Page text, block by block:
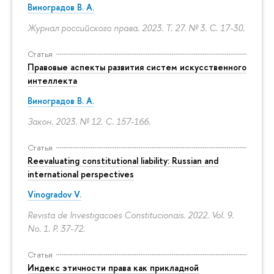
Виноградов В. А.
Журнал российского права. 2023. Т. 27. № 3. С. 17-30.
Статья
Правовые аспекты развития систем искусственного
интеллекта
Виноградов В. А.
Закон. 2023. № 12. С. 157-166.
Статья
Reevaluating constitutional liability: Russian and
international perspectives
Vinogradov V.
Revista de Investigacoes Constitucionais. 2022. Vol. 9.
No. 1. P. 37-72.
Статья
Индекс этичности права как прикладной